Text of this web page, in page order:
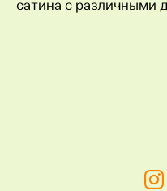
сатина с различными